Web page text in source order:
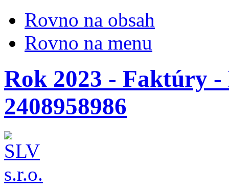
Rovno na obsah
Rovno na menu
Rok 2023 - Faktúry
2408958986